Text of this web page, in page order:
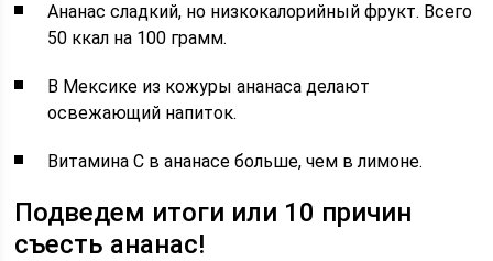
Ананас сладкий, но низкокалорийный фрукт. Всего
50 ккал на 100 грамм.
В Мексике из кожуры ананаса делают
освежающий напиток.
Витамина С в ананасе больше, чем в лимоне.
Подведем итоги или 10 причин
съесть ананас!